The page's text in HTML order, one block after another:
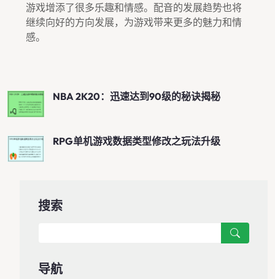
游戏增添了很多乐趣和情感。配音的发展趋势也将
继续向好的方向发展，为游戏带来更多的魅力和情
感。
NBA 2K20：迅速达到90级的秘诀揭秘
RPG单机游戏数据类型修改之玩法升级
搜索
导航